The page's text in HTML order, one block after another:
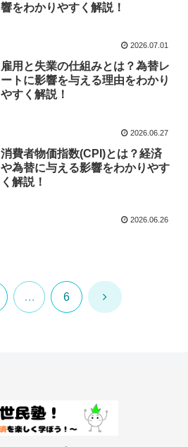
響をわかりやすく解説！
2026.07.01
雇用と失業の仕組みとは？為替レ
ートに影響を与える理由をわかり
やすく解説！
2026.06.27
消費者物価指数(CPI)とは？経済
や為替に与える影響をわかりやす
く解説！
2026.06.26
… 6 次